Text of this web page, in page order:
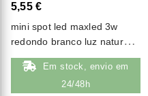
5,55 €
mini spot led maxled 3w
redondo branco luz natural
(4000k)
Em stock, envio em
24/48h